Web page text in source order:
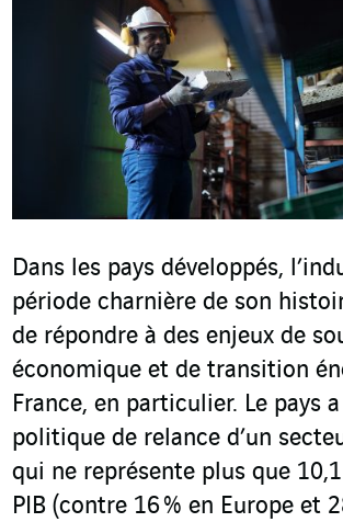
Dans les pays développés,
période charnière de son
de répondre à des enjeux de
économique et de transition
France, en particulier. Le pays
politique de relance d’un
qui ne représente plus que 10,1
PIB (contre 16 % en Europe et